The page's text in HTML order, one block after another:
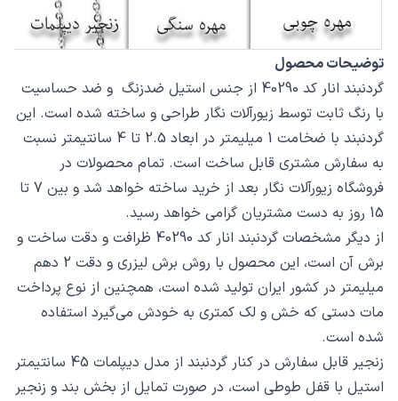
توضیحات محصول
گردنبند انار کد 40290 از جنس استیل ضدزنگ و ضد حساسیت
با رنگ ثابت توسط زیورآلات نگار طراحی و ساخته شده است. این
گردنبند با ضخامت 1 میلیمتر در ابعاد 2.5 تا 4 سانتیمتر نسبت
به سفارش مشتری قابل ساخت است. تمام محصولات در
فروشگاه زیورآلات نگار بعد از خرید ساخته خواهد شد و بین 7 تا
15 روز به دست مشتریان گرامی خواهد رسید.
از دیگر مشخصات گردنبند انار کد 40290 ظرافت و دقت ساخت و
برش آن است، این محصول با روش برش لیزری و دقت 2 دهم
میلیمتر در کشور ایران تولید شده است، همچنین از نوع پرداخت
مات دستی که خش و لک کمتری به خودش می‌گیرد استفاده
شده است.
زنجیر قابل سفارش در کنار گردنبند از مدل دیپلمات 45 سانتیمتر
استیل با قفل طوطی است، در صورت تمایل از بخش بند و زنجیر